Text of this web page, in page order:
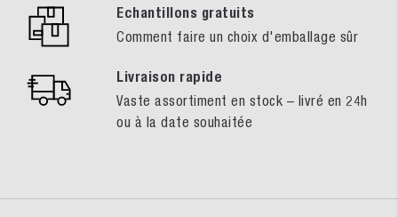
Echantillons gratuits
Comment faire un choix d'emballage sûr
Livraison rapide
Vaste assortiment en stock – livré en 24h
ou à la date souhaitée